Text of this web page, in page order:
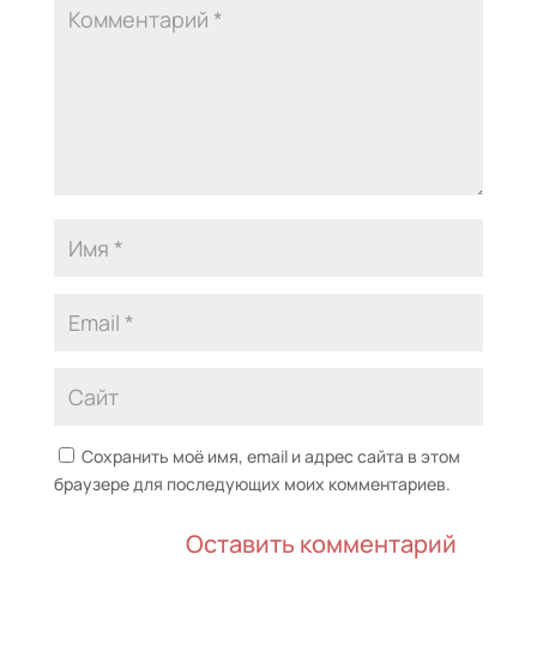
Сохранить моё имя, email и адрес сайта в этом
браузере для последующих моих комментариев.